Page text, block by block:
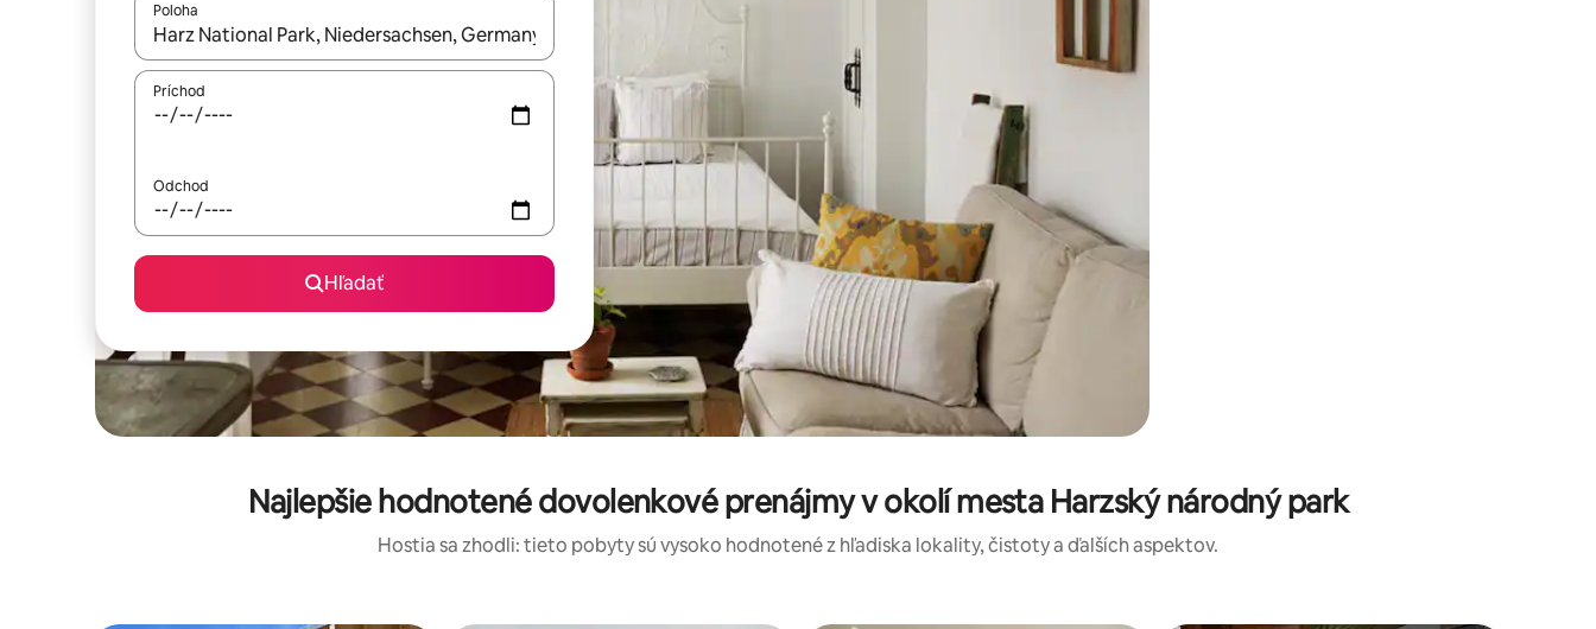
Poloha
Keď budú výsledky k dispozícii, môžete si ich prechádzať pomocou klávesov so šípkami nahor a nadol alebo ich preskúmať pomocou dotykových gest či potiahnutia prstom.
Príchod
Odchod
Hľadať
Najlepšie hodnotené dovolenkové prenájmy v okolí mesta Harzský národný park
Hostia sa zhodli: tieto pobyty sú vysoko hodnotené z hľadiska lokality, čistoty a ďalších aspektov.